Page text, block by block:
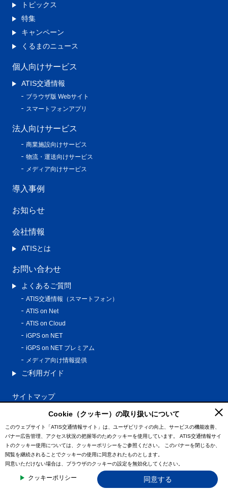
トピックス
特集
キャンペーン
くるまのニュース
個人向けサービス
ATIS交通情報
ブラウザ版 Webサイト
スマートフォンアプリ
法人向けサービス
商業施設向けサービス
物流・運送向けサービス
メディア向けサービス
導入事例
お知らせ
会社情報
ATISとは
お問い合わせ
よくあるご質問
ATIS交通情報（スマートフォン）
ATIS on Net
ATIS on Cloud
iGPS on NET
iGPS on NET プレミアム
メディア向け情報提供
ご利用ガイド
サイトマップ
プライバシーポリシー
利用規約
特定商取引法に基づく表記
情報の外部通信について
© ATIS Co.,Ltd. All Rights Reserved.
Cookie（クッキー）の取り扱いについて
このウェブサイト「ATIS交通情報サイト」は、ユーザビリティの向上、サービスの機能改善、
バナー広告管理、アクセス状況の把握等のためクッキーを使用しています。
ATIS交通情報サイ
トのクッキー使用については、クッキーポリシーをご参照ください。
このバナーを閉じるか、
閲覧を継続されることでクッキーの使用に同意されたものとします。
同意いただけない場合は、ブラウザのクッキーの設定を無効化してください。
クッキーポリシー 同意する